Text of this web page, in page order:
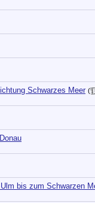
Schwarzes Meer (
bis zum Schwarzen